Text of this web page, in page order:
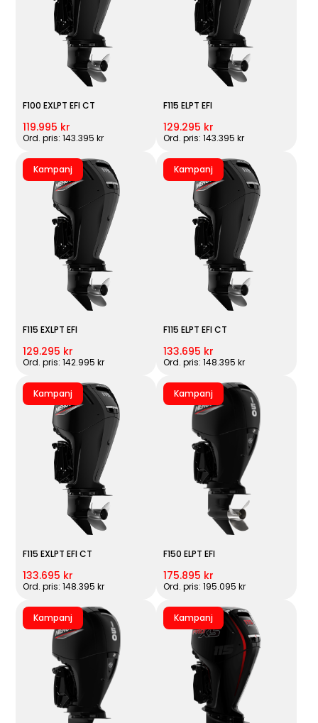
F100 EXLPT EFI CT
119.995 kr
Ord. pris: 143.395 kr
F115 ELPT EFI
129.295 kr
Ord. pris: 143.395 kr
Kampanj
F115 EXLPT EFI
129.295 kr
Ord. pris: 142.995 kr
Kampanj
F115 ELPT EFI CT
133.695 kr
Ord. pris: 148.395 kr
Kampanj
F115 EXLPT EFI CT
133.695 kr
Ord. pris: 148.395 kr
Kampanj
F150 ELPT EFI
175.895 kr
Ord. pris: 195.095 kr
Kampanj Kampanj